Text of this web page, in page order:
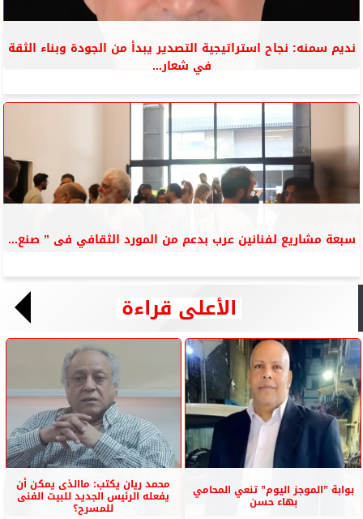
نديم سمنه: نجاح استراتيجية التصدير يبدأ من الجودة وبناء الثقة
في شعار...
سبعة مشاريع لفنانين عرب بدعم من المورد الثقافي فى ” صنع...
الأعلى قراءة
بوابة ”الموجز اليوم” تنعي المحامي
بهاء حسن
محمد ريان يكتب: ماالذى يمكن أن
يفعله الرئيس الجديد للبيت الفنى
للمسرح؟